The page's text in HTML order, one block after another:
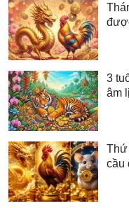
3
âm
Thứ
cầu